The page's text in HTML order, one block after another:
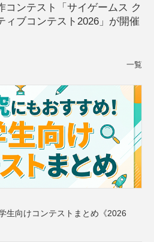
コンテスト「サイゲームス ク
ィブコンテスト2026」が開催
一覧
生向けコンテストまとめ《2026